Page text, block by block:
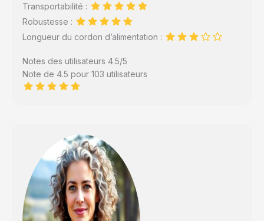
Transportabilité :
Robustesse :
Longueur du cordon d’alimentation :
Notes des utilisateurs 4.5/5
Note de 4.5 pour 103 utilisateurs